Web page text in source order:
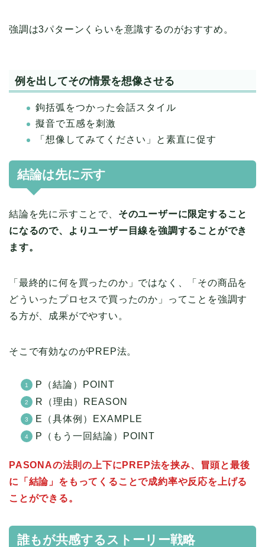
強調は3パターンくらいを意識するのがおすすめ。
例を出してその情景を想像させる
鉤括弧をつかった会話スタイル
擬音で五感を刺激
「想像してみてください」と素直に促す
結論は先に示す
結論を先に示すことで、 そのユーザーに限定すること
になるので、よりユーザー目線を強調することができ
ます。
「最終的に何を買ったのか」ではなく、「その商品を
どういったプロセスで買ったのか」ってことを強調す
る方が、成果がでやすい。
そこで有効なのがPREP法。
P（結論）POINT
R（理由）REASON
E（具体例）EXAMPLE
P（もう一回結論）POINT
PASONAの法則の上下にPREP法を挟み、冒頭と最後
に「結論」をもってくることで成約率や反応を上げる
ことができる。
誰もが共感するストーリー戦略